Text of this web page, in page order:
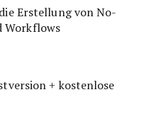
Erstellung von No-
Workflows
+ kostenlose